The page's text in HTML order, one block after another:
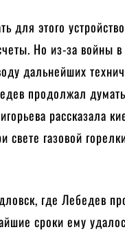
для этого
Но из-за войны
дальнейших
продолжал
рассказала
газовой
где Лебедев
сроки ему